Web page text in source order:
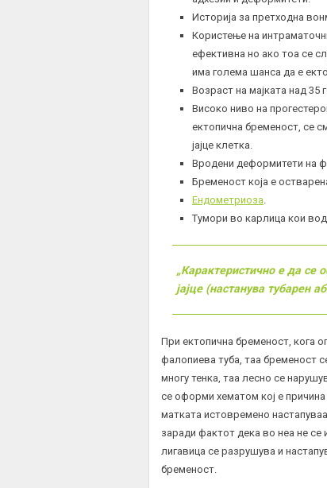
Историја за претходна
Користење на
ефективна но ако тоа се
има голема шанса да е
Возраст на мајката над 35
Високо ниво на
ектопична бременост, се
јајце клетка.
Вродени деформитети на
Бременост која е
Ендометриоза.
Тумори во карлица кои
„Карактеристично е да се
јајце (настанува тубарен
При ектопична бременост, кога
фалопиева туба, таа бременост
многу тенка, таа лесно се
се оформи хематом кој е причина
матката истовремено
заради фактот дека во неа не се
лигавица се разрушува и
бременост.